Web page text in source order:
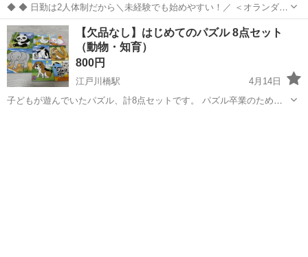
◆ ◆ 日勤は2人体制だから＼未経験でも始めやすい！／ ＜オランダヒ
ルズ森タワーで施設警備をお任せ＞ 日勤のみ＆週3日～OKの自由シフ
ト制 プライベートとの両立もバッチリ！ アクセス抜群で通勤も楽チン
です♪ ＼未経験ス...
東京 文京区 本郷三丁目駅 警備員
【欠品なし】はじめてのパズル 8点セット
（動物・知育）
800円
江戸川橋駅
4月14日
子どもが遊んでいたパズル、計8点セットです。 パズル卒業のため、